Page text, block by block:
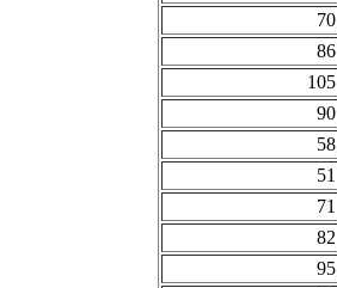
70
86
105
90
58
51
71
82
95